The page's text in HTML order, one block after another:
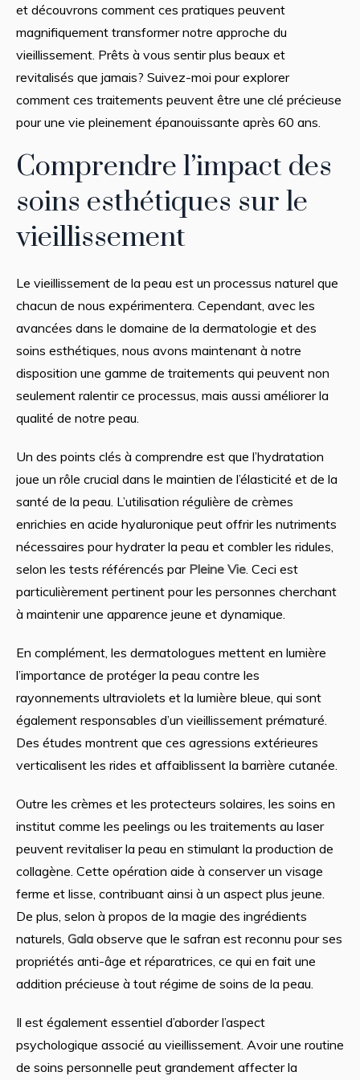
et découvrons comment ces pratiques peuvent
magnifiquement transformer notre approche du
vieillissement. Prêts à vous sentir plus beaux et
revitalisés que jamais? Suivez-moi pour explorer
comment ces traitements peuvent être une clé précieuse
pour une vie pleinement épanouissante après 60 ans.
Comprendre l’impact des
soins esthétiques sur le
vieillissement
Le vieillissement de la peau est un processus naturel que
chacun de nous expérimentera. Cependant, avec les
avancées dans le domaine de la dermatologie et des
soins esthétiques, nous avons maintenant à notre
disposition une gamme de traitements qui peuvent non
seulement ralentir ce processus, mais aussi améliorer la
qualité de notre peau.
Un des points clés à comprendre est que l’hydratation
joue un rôle crucial dans le maintien de l’élasticité et de la
santé de la peau. L’utilisation régulière de crèmes
enrichies en acide hyaluronique peut offrir les nutriments
nécessaires pour hydrater la peau et combler les ridules,
selon les tests référencés par Pleine Vie . Ceci est
particulièrement pertinent pour les personnes cherchant
à maintenir une apparence jeune et dynamique.
En complément, les dermatologues mettent en lumière
l’importance de protéger la peau contre les
rayonnements ultraviolets et la lumière bleue, qui sont
également responsables d’un vieillissement prématuré.
Des études montrent que ces agressions extérieures
verticalisent les rides et affaiblissent la barrière cutanée.
Outre les crèmes et les protecteurs solaires, les soins en
institut comme les peelings ou les traitements au laser
peuvent revitaliser la peau en stimulant la production de
collagène. Cette opération aide à conserver un visage
ferme et lisse, contribuant ainsi à un aspect plus jeune.
De plus, selon à propos de la magie des ingrédients
naturels, Gala observe que le safran est reconnu pour ses
propriétés anti-âge et réparatrices, ce qui en fait une
addition précieuse à tout régime de soins de la peau.
Il est également essentiel d’aborder l’aspect
psychologique associé au vieillissement. Avoir une routine
de soins personnelle peut grandement affecter la